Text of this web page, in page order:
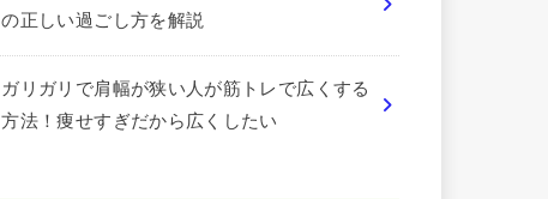
の正しい過ごし方を解説
ガリガリで肩幅が狭い人が筋トレで広くする
方法！痩せすぎだから広くしたい